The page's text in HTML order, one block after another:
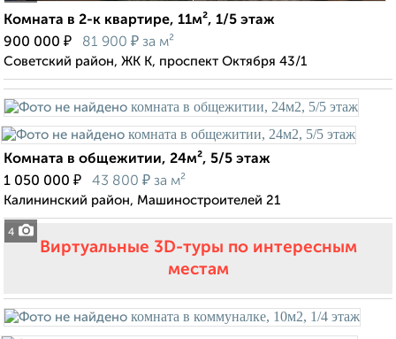
Комната в 2-к квартире, 11м², 1/5 этаж
900 000 ₽ 81 900 ₽ за м²
Советский район, ЖК К, проспект Октября 43/1
4
Комната в общежитии, 24м², 5/5 этаж
1 050 000 ₽ 43 800 ₽ за м²
Калининский район, Машиностроителей 21
Виртуальные 3D-туры по интересным
местам